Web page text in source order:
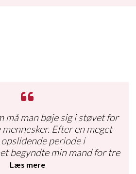
må man bøje sig i støvet for
Efter en meget
opslidende periode i
begyndte min mand for tre
et optræningsforløb hos
Læs mere